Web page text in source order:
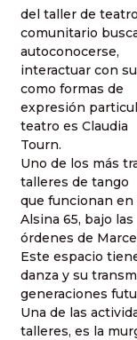
del taller de teatro
comunitario
autoconocerse,
interactuar con
como formas de
expresión
teatro es Claudia
Tourn.
Uno de los más
talleres de tango
que funcionan en
Alsina 65, bajo las
órdenes de
Este espacio
danza y su
generaciones
Una de las
talleres, es la